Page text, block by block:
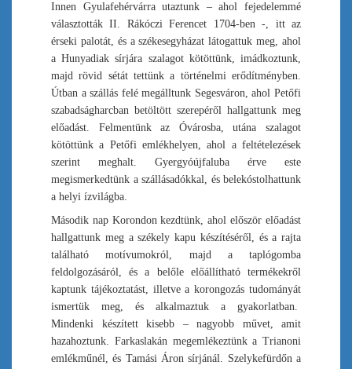
Innen Gyulafehérvárra utaztunk – ahol fejedelemmé
választották II. Rákóczi Ferencet 1704-ben -, itt az
érseki palotát, és a székesegyházat látogattuk meg, ahol
a Hunyadiak sírjára szalagot kötöttünk, imádkoztunk,
majd rövid sétát tettünk a történelmi erődítményben.
Útban a szállás felé megálltunk Segesváron, ahol Petőfi
szabadságharcban betöltött szerepéről hallgattunk meg
előadást. Felmentünk az Óvárosba, utána szalagot
kötöttünk a Petőfi emlékhelyen, ahol a feltételezések
szerint meghalt. Gyergyóújfaluba érve este
megismerkedtünk a szállásadókkal, és belekóstolhattunk
a helyi ízvilágba.
Második nap Korondon kezdtünk, ahol először előadást
hallgattunk meg a székely kapu készítéséről, és a rajta
található motívumokról, majd a taplógomba
feldolgozásáról, és a belőle előállítható termékekről
kaptunk tájékoztatást, illetve a korongozás tudományát
ismertük meg, és alkalmaztuk a gyakorlatban.
Mindenki készített kisebb – nagyobb művet, amit
hazahoztunk. Farkaslakán megemlékeztünk a Trianoni
emlékműnél, és Tamási Áron sírjánál. Szelykefürdőn a